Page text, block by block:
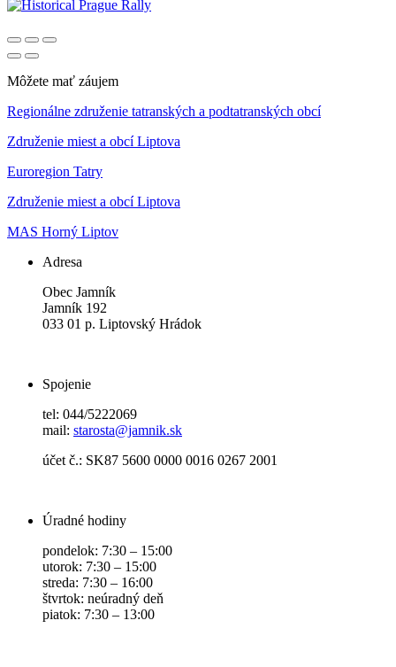
Môžete mať záujem
Regionálne združenie tatranských a podtatranských obcí
Združenie miest a obcí Liptova
Euroregion Tatry
Združenie miest a obcí Liptova
MAS Horný Liptov
Adresa
Obec Jamník
Jamník 192
033 01 p. Liptovský Hrádok
Spojenie
tel: 044/5222069
mail: starosta@jamnik.sk
účet č.: SK87 5600 0000 0016 0267 2001
Úradné hodiny
pondelok: 7:30 – 15:00
utorok: 7:30 – 15:00
streda: 7:30 – 16:00
štvrtok: neúradný deň
piatok: 7:30 – 13:00